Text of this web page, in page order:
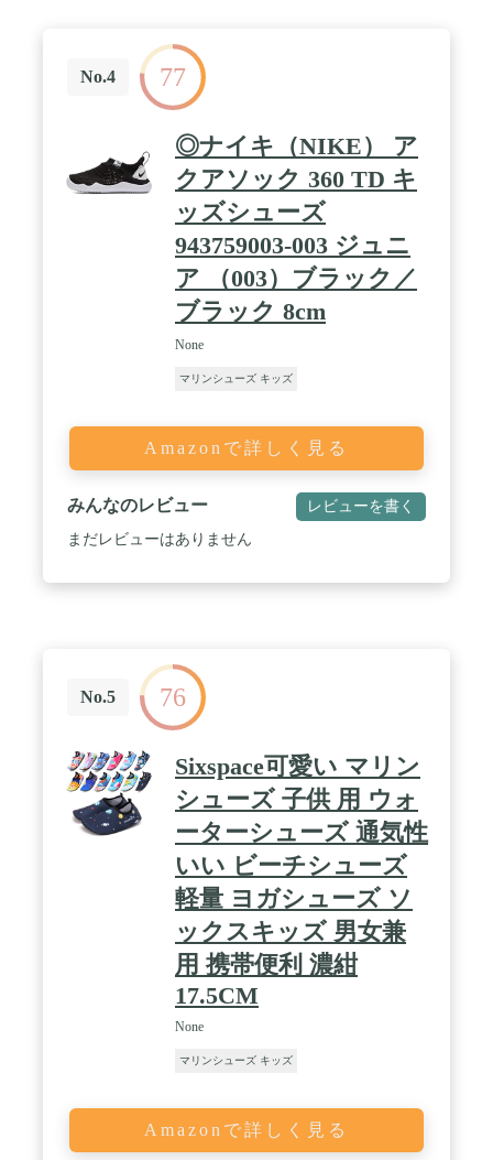
No.4 77
◎ナイキ（NIKE） ア
クアソック 360 TD キ
ッズシューズ
943759003-003 ジュニ
ア （003）ブラック／
ブラック 8cm
None
マリンシューズ キッズ
Amazonで詳しく見る
みんなのレビュー レビューを書く
まだレビューはありません
No.5 76
Sixspace可愛い マリン
シューズ 子供 用 ウォ
ーターシューズ 通気性
いい ビーチシューズ
軽量 ヨガシューズ ソ
ックスキッズ 男女兼
用 携帯便利 濃紺
17.5CM
None
マリンシューズ キッズ
Amazonで詳しく見る